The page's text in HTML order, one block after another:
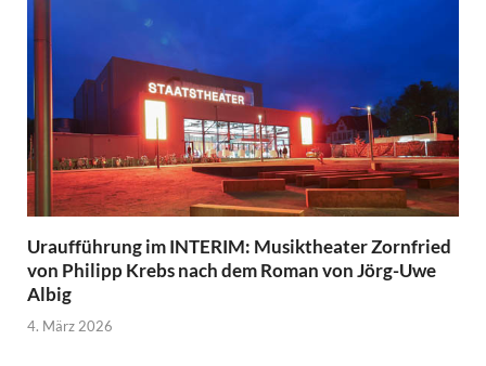
Uraufführung im INTERIM: Musiktheater Zornfried
von Philipp Krebs nach dem Roman von Jörg-Uwe
Albig
4. März 2026